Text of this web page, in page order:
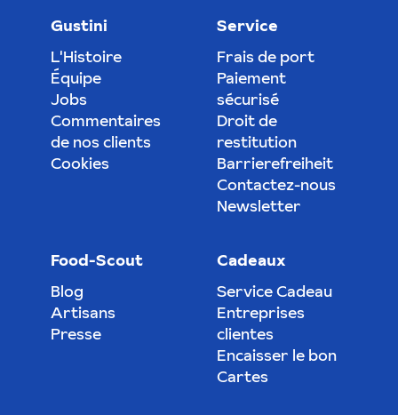
Gustini
L'Histoire
Équipe
Jobs
Commentaires
de nos clients
Cookies
Service
Frais de port
Paiement
sécurisé
Droit de
restitution
Barrierefreiheit
Contactez-nous
Newsletter
Food-Scout
Blog
Artisans
Presse
Cadeaux
Service Cadeau
Entreprises
clientes
Encaisser le bon
Cartes